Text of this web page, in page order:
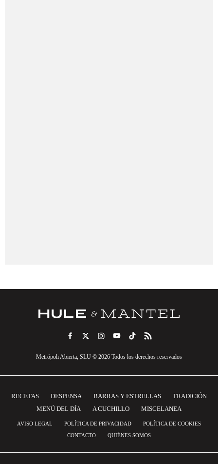
Metrópoli Abierta, SLU © 2026 Todos los derechos reservados
RECETAS DESPENSA BARRAS Y ESTRELLAS
TRADICIÓN
MENÚ DEL DÍA
A CUCHILLO MISCELANEA
AVISO LEGAL POLÍTICA DE PRIVACIDAD
POLÍTICA DE COOKIES
CONTACTO
QUIÉNES SOMOS